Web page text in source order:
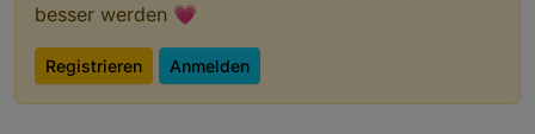
besser werden 💗
Registrieren Anmelden